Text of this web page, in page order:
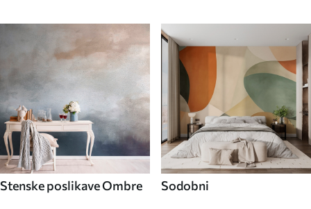
Stenske poslikave Ombre Sodobni